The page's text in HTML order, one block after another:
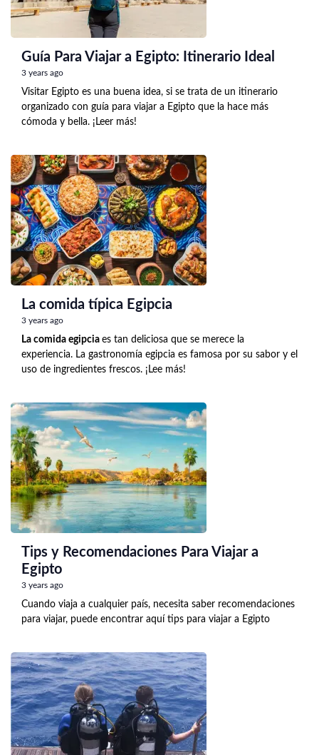
Guía Para Viajar a Egipto: Itinerario Ideal
3 years ago
Visitar Egipto es una buena idea, si se trata de un itinerario
organizado con guía para viajar a Egipto que la hace más
cómoda y bella. ¡Leer más!
La comida típica Egipcia
3 years ago
La comida egipcia es tan deliciosa que se merece la
experiencia. La gastronomía egipcia es famosa por su sabor y el
uso de ingredientes frescos. ¡Lee más!
Tips y Recomendaciones Para Viajar a
Egipto
3 years ago
Cuando viaja a cualquier país, necesita saber recomendaciones
para viajar, puede encontrar aquí tips para viajar a Egipto